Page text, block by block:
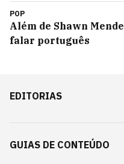
POP
Além de Shawn
falar português
EDITORIAS
GUIAS DE CONTEÚDO